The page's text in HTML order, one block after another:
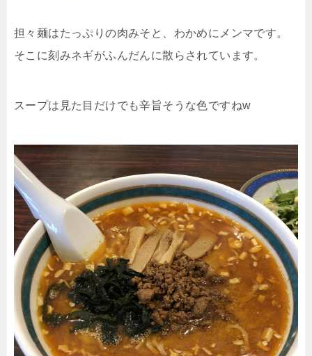
担々麺はたっぷりの肉みそと、わかめにメンマです。
そこに刻みネギがふんだんに散らされています。
スープは見た目だけでも辛旨そうな色ですねw